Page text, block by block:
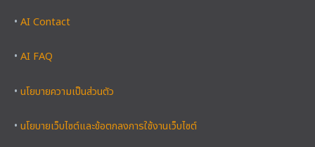
• AI Contact
• AI FAQ
• นโยบายความเป็นส่วนตัว
• นโยบายเว็บไซต์และข้อตกลงการใช้งานเว็บไซต์